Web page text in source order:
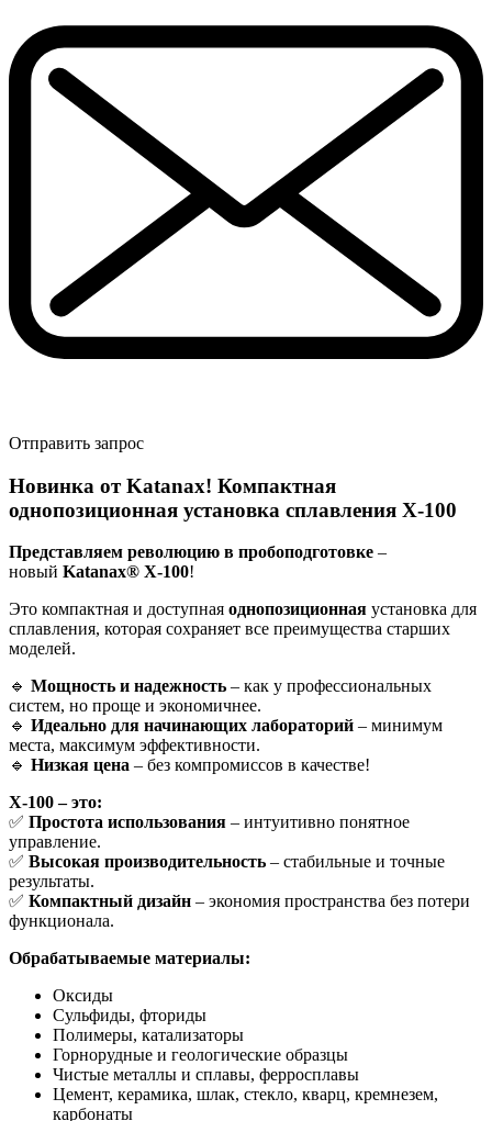
Отправить запрос
Новинка от Katanax! Компактная
однопозиционная установка сплавления X-100
Представляем революцию в пробоподготовке –
новый Katanax® X-100!
Это компактная и доступная однопозиционная установка для
сплавления, которая сохраняет все преимущества старших
моделей.
🔹 Мощность и надежность – как у профессиональных
систем, но проще и экономичнее.
🔹 Идеально для начинающих лабораторий – минимум
места, максимум эффективности.
🔹 Низкая цена – без компромиссов в качестве!
X-100 – это:
✅ Простота использования – интуитивно понятное
управление.
✅ Высокая производительность – стабильные и точные
результаты.
✅ Компактный дизайн – экономия пространства без потери
функционала.
Обрабатываемые материалы:
Оксиды
Сульфиды, фториды
Полимеры, катализаторы
Горнорудные и геологические образцы
Чистые металлы и сплавы, ферросплавы
Цемент, керамика, шлак, стекло, кварц, кремнезем,
карбонаты